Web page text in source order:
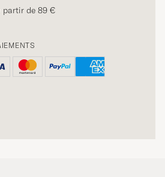
partir de 89 €